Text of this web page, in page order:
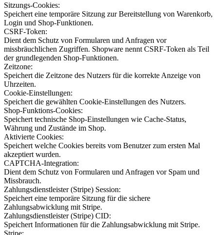
Sitzungs-Cookies:
Speichert eine temporäre Sitzung zur Bereitstellung von Warenkorb,
Login und Shop-Funktionen.
CSRF-Token:
Dient dem Schutz von Formularen und Anfragen vor
missbräuchlichen Zugriffen. Shopware nennt CSRF-Token als Teil
der grundlegenden Shop-Funktionen.
Zeitzone:
Speichert die Zeitzone des Nutzers für die korrekte Anzeige von
Uhrzeiten.
Cookie-Einstellungen:
Speichert die gewählten Cookie-Einstellungen des Nutzers.
Shop-Funktions-Cookies:
Speichert technische Shop-Einstellungen wie Cache-Status,
Währung und Zustände im Shop.
Aktivierte Cookies:
Speichert welche Cookies bereits vom Benutzer zum ersten Mal
akzeptiert wurden.
CAPTCHA-Integration:
Dient dem Schutz von Formularen und Anfragen vor Spam und
Missbrauch.
Zahlungsdienstleister (Stripe) Session:
Speichert eine temporäre Sitzung für die sichere
Zahlungsabwicklung mit Stripe.
Zahlungsdienstleister (Stripe) CID:
Speichert Informationen für die Zahlungsabwicklung mit Stripe.
Stripe: